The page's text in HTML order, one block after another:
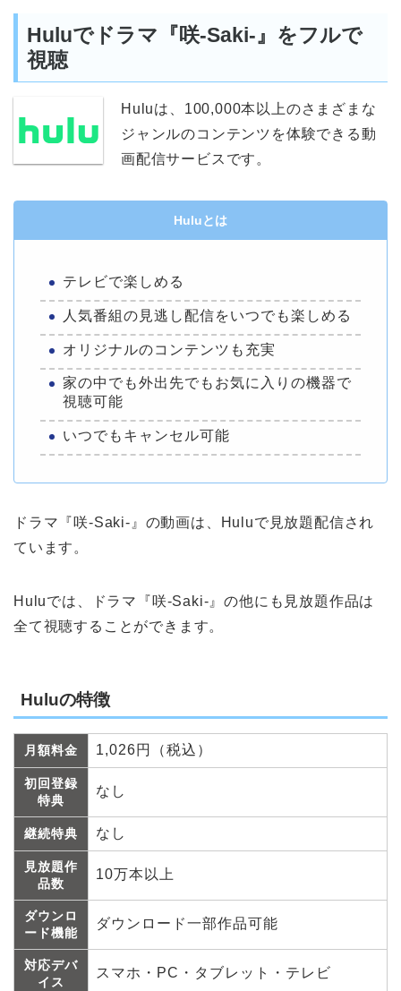
Huluでドラマ『咲-Saki-』をフルで
視聴
Huluは、100,000本以上のさまざまな
ジャンルのコンテンツを体験できる動
画配信サービスです。
Huluとは
テレビで楽しめる
人気番組の見逃し配信をいつでも楽しめる
オリジナルのコンテンツも充実
家の中でも外出先でもお気に入りの機器で
視聴可能
いつでもキャンセル可能
ドラマ『咲-Saki-』の動画は、Huluで見放題配信され
ています。
Huluでは、ドラマ『咲-Saki-』の他にも見放題作品は
全て視聴することができます。
Huluの特徴
月額料金 1,026円（税込）
初回登録
特典
なし
継続特典 なし
見放題作
品数
10万本以上
ダウンロ
ード機能
ダウンロード一部作品可能
対応デバ
イス
スマホ・PC・タブレット・テレビ